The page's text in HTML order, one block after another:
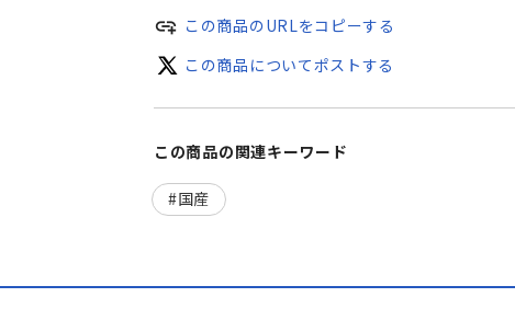
add_link この商品のURLをコピーする
この商品についてポストする
この商品の関連キーワード
国産